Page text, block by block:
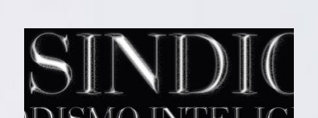
EL SINDICAL
Periodismo Inteligente